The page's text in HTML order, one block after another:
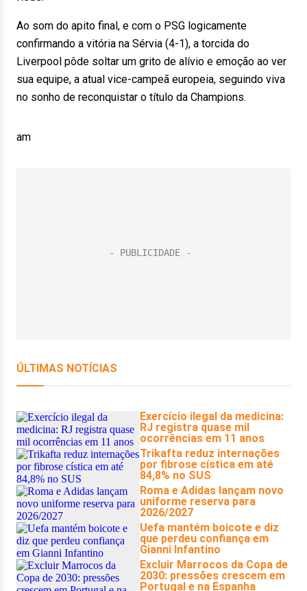
Ao som do apito final, e com o PSG logicamente
confirmando a vitória na Sérvia (4-1), a torcida do
Liverpool pôde soltar um grito de alívio e emoção ao ver
sua equipe, a atual vice-campeã europeia, seguindo viva
no sonho de reconquistar o título da Champions.
am